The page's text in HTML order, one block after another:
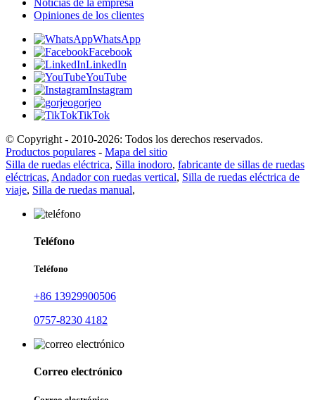
Opiniones de los clientes
WhatsApp
Facebook
LinkedIn
YouTube
Instagram
gorjeo
TikTok
© Copyright - 2010-2026: Todos los derechos reservados.
Productos populares - Mapa del sitio
Silla de ruedas eléctrica, Silla inodoro, fabricante de sillas de ruedas
eléctricas, Andador con ruedas vertical, Silla de ruedas eléctrica de
viaje, Silla de ruedas manual,
Teléfono
Teléfono
+86 13929900506
0757-8230 4182
Correo electrónico